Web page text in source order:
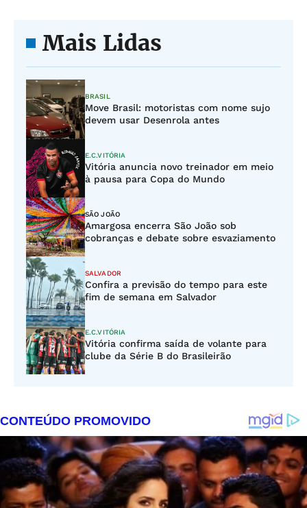
Mais Lidas
BRASIL
Move Brasil: motoristas com nome sujo
devem usar Desenrola antes
E.C.VITÓRIA
Vitória anuncia novo treinador em meio
à pausa para Copa do Mundo
SÃO JOÃO
Amargosa encerra São João sob
cobranças e debate sobre esvaziamento
SALVADOR
Confira a previsão do tempo para este
fim de semana em Salvador
E.C.VITÓRIA
Vitória confirma saída de volante para
clube da Série B do Brasileirão